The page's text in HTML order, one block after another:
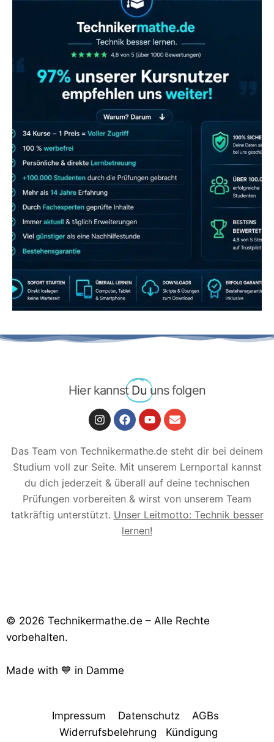
LERNEN
Hier kannst Du uns folgen
Das Team von Technikermathe.de steht dir bei deinem
Studium voll zur Seite. Mit unserem Lernportal kannst
du dich jederzeit & überall auf deine technischen
Prüfungen vorbereiten & wirst von unserem Team
tatkräftig unterstützt. Unser Leitmotto: Technik besser
lernen!
© 2026 Technikermathe.de – Alle Rechte
vorbehalten.
Made with 💙 in Damme
Impressum Datenschutz
AGBs
Widerrufsbelehrung
Kündigung